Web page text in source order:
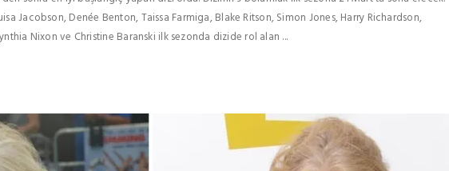
Jacobson, Denée Benton, Taissa Farmiga, Blake Ritson, Simon Jones, Harry Richardson,
Nixon ve Christine Baranski ilk sezonda dizide rol alan ...